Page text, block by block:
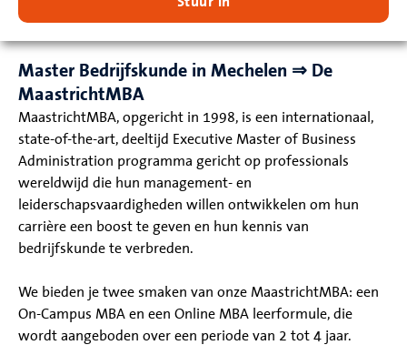
Master Bedrijfskunde in Mechelen ⇒ De
MaastrichtMBA
MaastrichtMBA, opgericht in 1998, is een internationaal,
state-of-the-art, deeltijd Executive Master of Business
Administration programma gericht op professionals
wereldwijd die hun management- en
leiderschapsvaardigheden willen ontwikkelen om hun
carrière een boost te geven en hun kennis van
bedrijfskunde te verbreden.
We bieden je twee smaken van onze MaastrichtMBA: een
On-Campus MBA en een Online MBA leerformule, die
wordt aangeboden over een periode van 2 tot 4 jaar.